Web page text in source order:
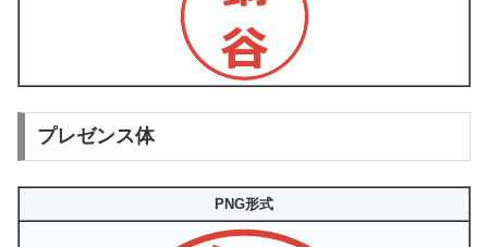
プレゼンス体
PNG形式